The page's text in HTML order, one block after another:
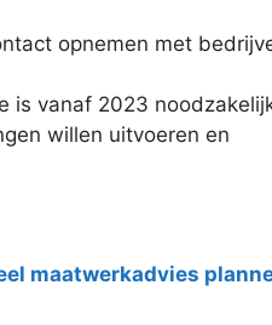
opnemen met
is vanaf 2023
willen uitvoeren en
maatwerkadvies